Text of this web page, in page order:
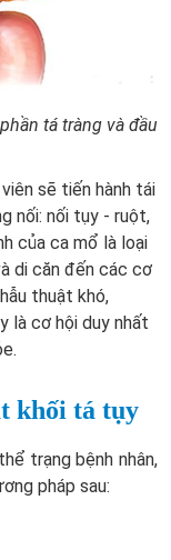
tá tràng và đầu
sẽ tiến hành tái
nối: nối tụy - ruột,
của ca mổ là loại
di căn đến các cơ
thuật khó,
là cơ hội duy nhất
khối tá tụy
trạng bệnh nhân,
pháp sau: